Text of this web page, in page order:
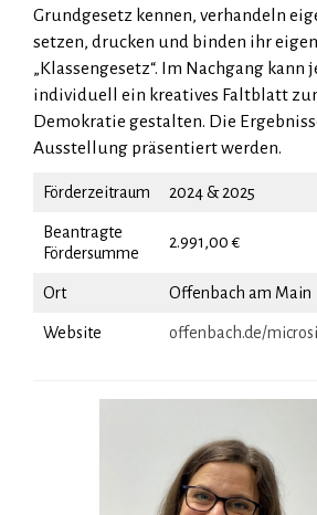
Grundgesetz kennen, verhandeln
setzen, drucken und binden ihr
„Klassengesetz“. Im Nachgang kann
individuell ein kreatives Faltblatt
Demokratie gestalten. Die
Ausstellung präsentiert werden.
Förderzeitraum 2024 & 2025
Beantragte
Fördersumme
2.991,00 €
Ort Offenbach am Main
Website offenbach.de/